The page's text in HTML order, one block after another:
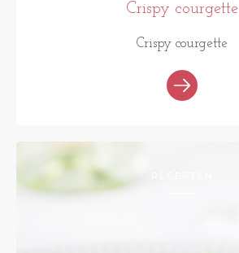
Crispy courgette
Crispy courgette